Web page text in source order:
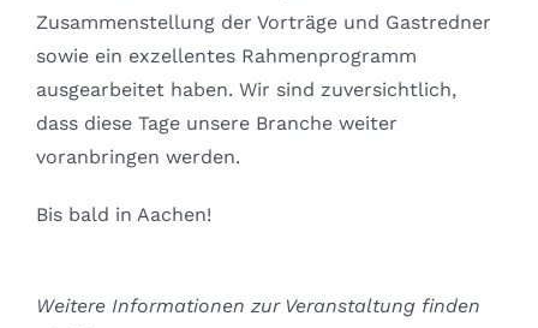
Zusammenstellung der Vorträge und Gastredner
sowie ein exzellentes Rahmenprogramm
ausgearbeitet haben. Wir sind zuversichtlich,
dass diese Tage unsere Branche weiter
voranbringen werden.
Bis bald in Aachen!
Weitere Informationen zur Veranstaltung finden